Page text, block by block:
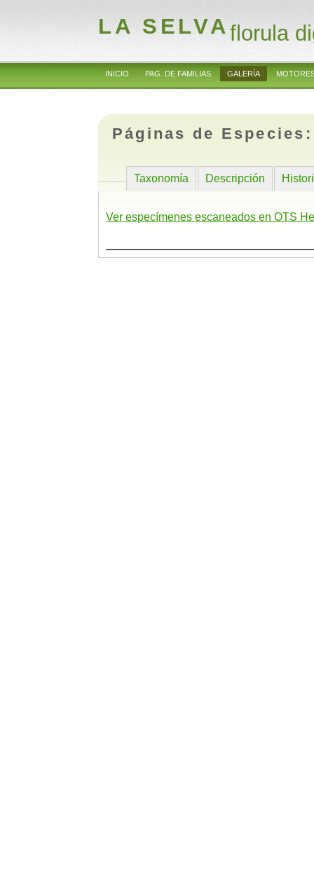
LA SELVAflorula
INICIO PAG. DE FAMILIAS GALERÍA
Páginas de
Taxonomía Descripción
Ver especímenes escaneados en OTS